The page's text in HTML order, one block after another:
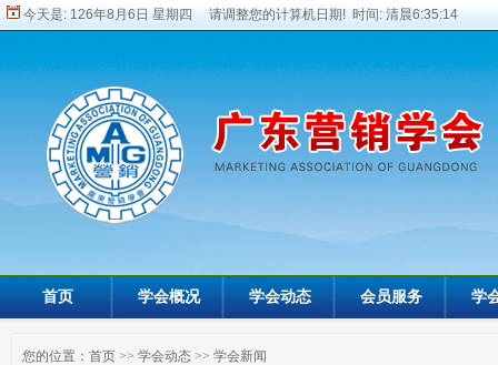
今天是: 126年8月6日 星期四 请调整您的计算机日期! 时间: 清晨6:35:16
首页 学会概况 学会动态 会员服务 学
您的位置： 首页 >> 学会动态 >> 学会新闻